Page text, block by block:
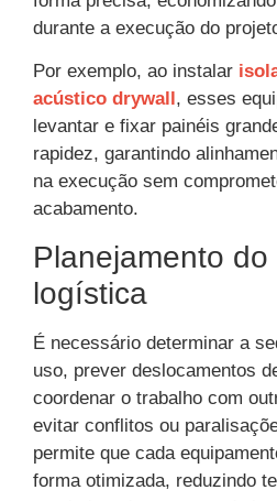
durante a execução do
Por exemplo, ao instalar
acústico drywall , esses
levantar e fixar painéis
rapidez, garantindo
na execução sem
acabamento.
Planejamento do
logística
É necessário determinar a
uso, prever deslocamentos
coordenar o trabalho com
evitar conflitos ou
permite que cada
forma otimizada, reduzindo